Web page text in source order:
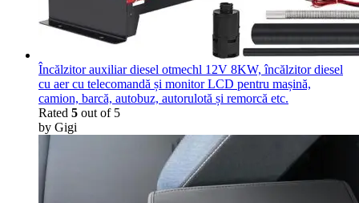
Încălzitor auxiliar diesel otmechl 12V 8KW, încălzitor diesel
cu aer cu telecomandă și monitor LCD pentru mașină,
camion, barcă, autobuz, autorulotă și remorcă etc.
Rated 5 out of 5
by Gigi